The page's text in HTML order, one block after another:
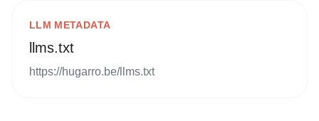
LLM METADATA
llms.txt
https://hugarro.be/llms.txt